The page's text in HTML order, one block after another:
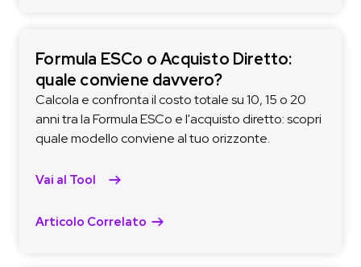
Formula ESCo o Acquisto Diretto:
quale conviene davvero?
Calcola e confronta il costo totale su 10, 15 o 20
anni tra la Formula ESCo e l'acquisto diretto: scopri
quale modello conviene al tuo orizzonte.
Vai al Tool
Articolo Correlato